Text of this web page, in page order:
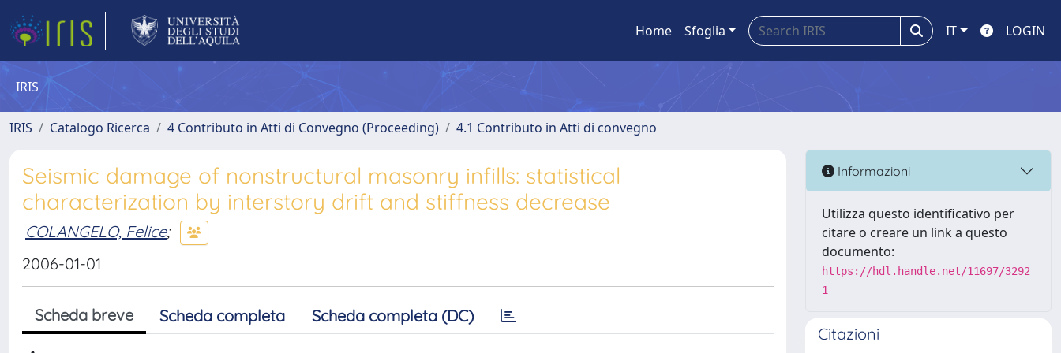
Home Sfoglia IT LOGIN
IRIS
IRIS Catalogo Ricerca 4 Contributo in Atti di Convegno (Proceeding) 4.1 Contributo in Atti di convegno
Seismic damage of nonstructural masonry infills: statistical
characterization by interstory drift and stiffness decrease
COLANGELO, Felice;
2006-01-01
Scheda breve Scheda completa Scheda completa (DC)
Informazioni
Utilizza questo identificativo per
citare o creare un link a questo
documento:
https://hdl.handle.net/11697/3292
1
Citazioni